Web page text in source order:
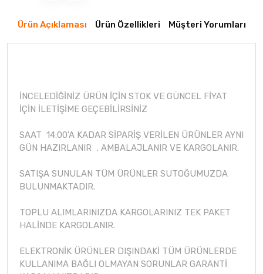
Ürün Açıklaması Ürün Özellikleri Müşteri Yorumları
İNCELEDİĞİNİZ ÜRÜN İÇİN STOK VE GÜNCEL FİYAT
İÇİN İLETİŞİME GEÇEBİLİRSİNİZ
SAAT 14:00'A KADAR SİPARİŞ VERİLEN ÜRÜNLER AYNI
GÜN HAZIRLANIR , AMBALAJLANIR VE KARGOLANIR.
SATIŞA SUNULAN TÜM ÜRÜNLER SUTOĞUMUZDA
BULUNMAKTADIR.
TOPLU ALIMLARINIZDA KARGOLARINIZ TEK PAKET
HALİNDE KARGOLANIR.
ELEKTRONİK ÜRÜNLER DIŞINDAKİ TÜM ÜRÜNLERDE
KULLANIMA BAĞLI OLMAYAN SORUNLAR GARANTİ